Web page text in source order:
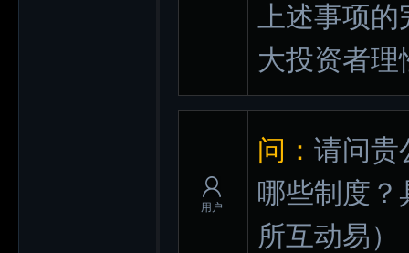
上述事项的
大投资者
用户
问： 请问贵
哪些制度？
所互动易）